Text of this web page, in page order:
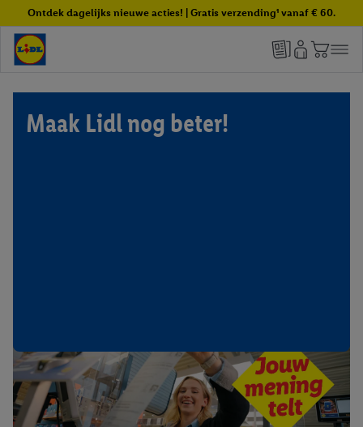
Ontdek dagelijks nieuwe acties! | Gratis verzending¹ vanaf € 60.
Maak Lidl nog beter!